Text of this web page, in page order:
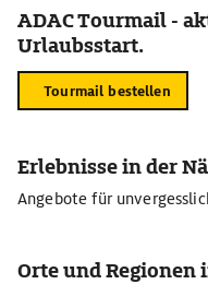
ADAC Tourmail -
Urlaubsstart.
Tourmail bestellen
Erlebnisse in der
Angebote für
Orte und Regionen